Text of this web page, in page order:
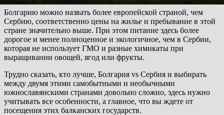
Болгарию можно назвать более европейской страной, чем
Сербию, соответственно цены на жилье и пребывание в этой
стране значительно выше. При этом питание здесь более
дорогое и менее полноценное и экологичное, чем в Сербии,
которая не использует ГМО и разные химикаты при
выращивании овощей, ягод или фрукты.
Трудно сказать, кто лучше, Болгария vs Сербия и выбирать
между двумя этими самобытными и необычными
южнославянскими странами довольно сложно, здесь нужно
учитывать все особенности, а главное, что вы ждете от
посещения этих балканских государств.